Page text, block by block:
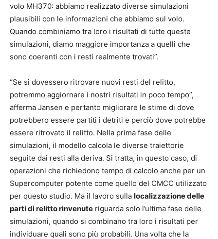
volo MH370: abbiamo realizzato diverse simulazioni
plausibili con le informazioni che abbiamo sul volo.
Quando combiniamo tra loro i risultati di tutte queste
simulazioni, diamo maggiore importanza a quelli che
sono coerenti con i resti realmente trovati”.
“Se si dovessero ritrovare nuovi resti del relitto,
potremmo aggiornare i nostri risultati in poco tempo”,
afferma Jansen e pertanto migliorare le stime di dove
potrebbero essere partiti i detriti e perciò dove potrebbe
essere ritrovato il relitto. Nella prima fase delle
simulazioni, il modello calcola le diverse traiettorie
seguite dai resti alla deriva. Si tratta, in questo caso, di
operazioni che richiedono tempo di calcolo anche per un
Supercomputer potente come quello del CMCC utilizzato
per questo studio. Ma il lavoro sulla localizzazione delle
parti di relitto rinvenute riguarda solo l’ultima fase delle
simulazioni, quando si combinano tra loro i risultati per
individuare quali sono più probabili. Una volta che la